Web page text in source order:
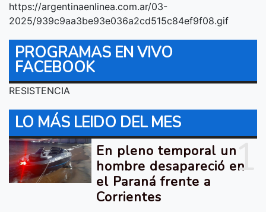
https://argentinaenlinea.com.ar/03-
2025/939c9aa3be93e036a2cd515c84ef9f08.gif
PROGRAMAS EN VIVO
FACEBOOK
RESISTENCIA
LO MÁS LEIDO DEL MES
1
En pleno temporal un
hombre desapareció en
el Paraná frente a
Corrientes